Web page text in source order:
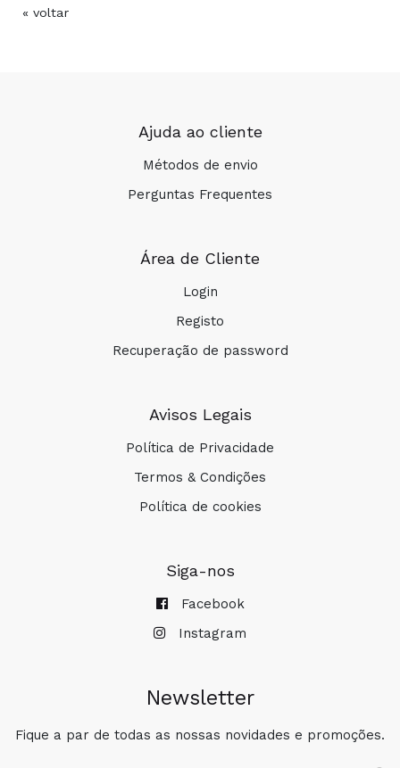
COMPRAR
« voltar
Ajuda ao cliente
Métodos de envio
Perguntas Frequentes
Área de Cliente
Login
Registo
Recuperação de password
Avisos Legais
Política de Privacidade
Termos & Condições
Política de cookies
Siga-nos
Facebook
Instagram
Newsletter
Fique a par de todas as nossas novidades e promoções.